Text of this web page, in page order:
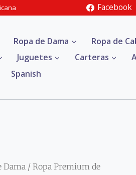
Facebook
Ropa de Dama
Ropa de
Juguetes Carteras
Spanish
Dama / Ropa Premium de